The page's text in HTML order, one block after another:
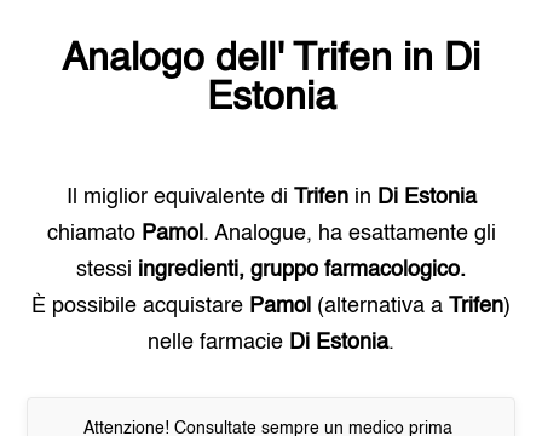
Analogo dell' Trifen in Di
Estonia
Il miglior equivalente di Trifenin Di Estonia
chiamato Pamol . Analogue, ha esattamente gli
stessi ingredienti, gruppo farmacologico.
È possibile acquistare Pamol (alternativa a Trifen)
nelle farmacie Di Estonia.
Attenzione! Consultate sempre un medico prima